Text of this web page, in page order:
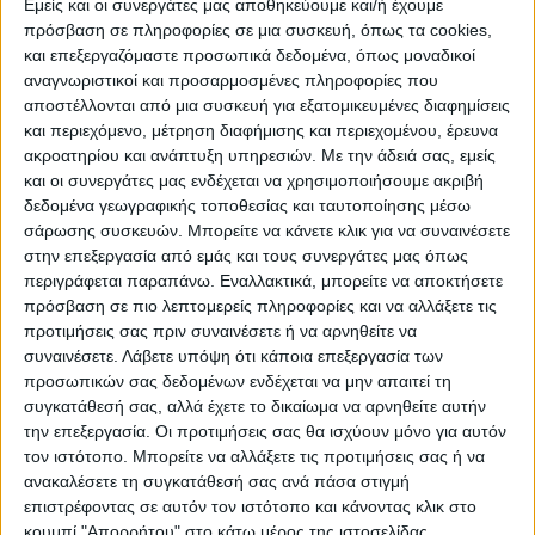
Εμείς και οι συνεργάτες μας αποθηκεύουμε και/ή έχουμε
πρόσβαση σε πληροφορίες σε μια συσκευή, όπως τα cookies,
και επεξεργαζόμαστε προσωπικά δεδομένα, όπως μοναδικοί
αναγνωριστικοί και προσαρμοσμένες πληροφορίες που
αποστέλλονται από μια συσκευή για εξατομικευμένες διαφημίσεις
και περιεχόμενο, μέτρηση διαφήμισης και περιεχομένου, έρευνα
ακροατηρίου και ανάπτυξη υπηρεσιών. Με την άδειά σας, εμείς
και οι συνεργάτες μας ενδέχεται να χρησιμοποιήσουμε ακριβή
δεδομένα γεωγραφικής τοποθεσίας και ταυτοποίησης μέσω
σάρωσης συσκευών. Μπορείτε να κάνετε κλικ για να συναινέσετε
στην επεξεργασία από εμάς και τους συνεργάτες μας όπως
περιγράφεται παραπάνω. Εναλλακτικά, μπορείτε να αποκτήσετε
πρόσβαση σε πιο λεπτομερείς πληροφορίες και να αλλάξετε τις
προτιμήσεις σας πριν συναινέσετε ή να αρνηθείτε να
συναινέσετε. Λάβετε υπόψη ότι κάποια επεξεργασία των
προσωπικών σας δεδομένων ενδέχεται να μην απαιτεί τη
συγκατάθεσή σας, αλλά έχετε το δικαίωμα να αρνηθείτε αυτήν
την επεξεργασία. Οι προτιμήσεις σας θα ισχύουν μόνο για αυτόν
τον ιστότοπο. Μπορείτε να αλλάξετε τις προτιμήσεις σας ή να
ανακαλέσετε τη συγκατάθεσή σας ανά πάσα στιγμή
επιστρέφοντας σε αυτόν τον ιστότοπο και κάνοντας κλικ στο
Εύβοιας καθώς βλέπει τη φωτιά να
κατευθύνεται προς το μοναστήρι που είναι
τυλιγμένο σε καπνούς.
Όπως ο ίδιος περιγράφει, το μέτωπο της
φωτιάς που είναι περισσότερο απειλητικό
κινείται από τουςΚουρκουλούςπρος
τομοναστήρι και τον Δρυμώνααλλά, όπως
περιγράφει στο ΑΠΕ-ΜΠΕ, ο ηγούμενος της
μονής «ακόμη η φωτιά είναι μέσα στο
δάσος στο Κουρκουλιώτικο. Δεν έχει
περάσει το ρέμα για να μπει στο δάσος του
Δρυμώνα. Να ελπίσουμε να σταματήσει η
καταστροφή».
Την ίδια στιγμή πολλές από τις διαβάσεις
που οδηγούν από τη Λίμνη προς το